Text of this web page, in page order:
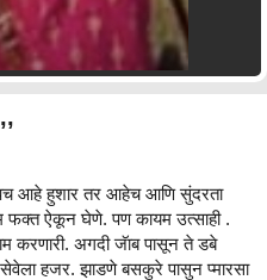
हुशार तर आहेच आणि सुंदरता
ऐकून घेणे. पण कायम उत्साही .
करणारी. अगदी जॅाब पासून ते डबे
सेवेला हजर. झाडणे बसकुरे पासुन प्मारसा